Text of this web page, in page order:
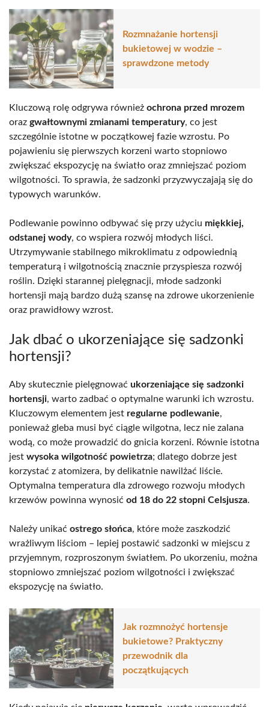
Rozmnażanie hortensji
bukietowej w wodzie –
sprawdzone metody
Kluczową rolę odgrywa również ochrona przed mrozem
oraz gwałtownymi zmianami temperatury, co jest
szczególnie istotne w początkowej fazie wzrostu. Po
pojawieniu się pierwszych korzeni warto stopniowo
zwiększać ekspozycję na światło oraz zmniejszać poziom
wilgotności. To sprawia, że sadzonki przyzwyczajają się do
typowych warunków.
Podlewanie powinno odbywać się przy użyciu miękkiej,
odstanej wody, co wspiera rozwój młodych liści.
Utrzymywanie stabilnego mikroklimatu z odpowiednią
temperaturą i wilgotnością znacznie przyspiesza rozwój
roślin. Dzięki starannej pielęgnacji, młode sadzonki
hortensji mają bardzo dużą szansę na zdrowe ukorzenienie
oraz prawidłowy wzrost.
Jak dbać o ukorzeniające się sadzonki
hortensji?
Aby skutecznie pielęgnować ukorzeniające się sadzonki
hortensji, warto zadbać o optymalne warunki ich wzrostu.
Kluczowym elementem jest regularne podlewanie,
ponieważ gleba musi być ciągle wilgotna, lecz nie zalana
wodą, co może prowadzić do gnicia korzeni. Równie istotna
jest wysoka wilgotność powietrza; dlatego dobrze jest
korzystać z atomizera, by delikatnie nawilżać liście.
Optymalna temperatura dla zdrowego rozwoju młodych
krzewów powinna wynosić od 18 do 22 stopni Celsjusza.
Należy unikać ostrego słońca, które może zaszkodzić
wrażliwym liściom – lepiej postawić sadzonki w miejscu z
przyjemnym, rozproszonym światłem. Po ukorzeniu, można
stopniowo zmniejszać poziom wilgotności i zwiększać
ekspozycję na światło.
Jak rozmnożyć hortensje
bukietowe? Praktyczny
przewodnik dla
początkujących